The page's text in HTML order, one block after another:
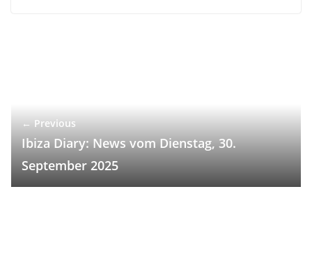
← Previous
Ibiza Diary: News vom Dienstag, 30.
September 2025